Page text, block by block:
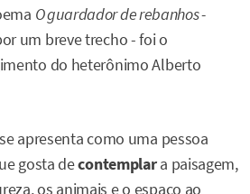
O guardador de rebanhos -
um breve trecho - foi o
do heterônimo Alberto
apresenta como uma pessoa
gosta decontemplara paisagem,
os animais e o espaço ao